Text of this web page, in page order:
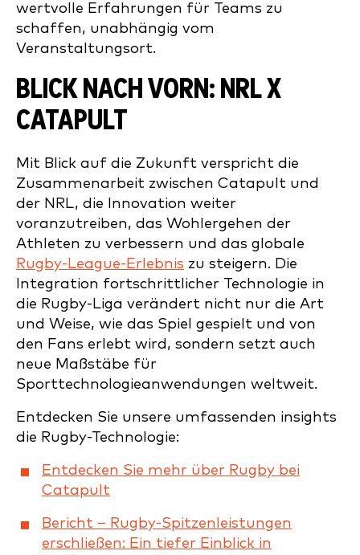
wertvolle Erfahrungen für Teams zu
schaffen, unabhängig vom
Veranstaltungsort.
BLICK NACH VORN: NRL X
CATAPULT
Mit Blick auf die Zukunft verspricht die
Zusammenarbeit zwischen Catapult und
der NRL, die Innovation weiter
voranzutreiben, das Wohlergehen der
Athleten zu verbessern und das globale
Rugby-League-Erlebnis zu steigern. Die
Integration fortschrittlicher Technologie in
die Rugby-Liga verändert nicht nur die Art
und Weise, wie das Spiel gespielt und von
den Fans erlebt wird, sondern setzt auch
neue Maßstäbe für
Sporttechnologieanwendungen weltweit.
Entdecken Sie unsere umfassenden insights
die Rugby-Technologie:
Entdecken Sie mehr über Rugby bei
Catapult
Bericht – Rugby-Spitzenleistungen
erschließen: Ein tiefer Einblick in